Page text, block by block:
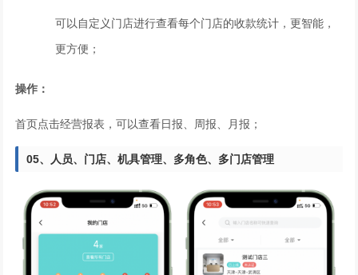
可以自定义门店进行查看每个门店的收款统计，更智能，
更方便；
操作：
首页点击经营报表，可以查看日报、周报、月报；
05、 人员、门店、机具管理、 多角色、多门店管理